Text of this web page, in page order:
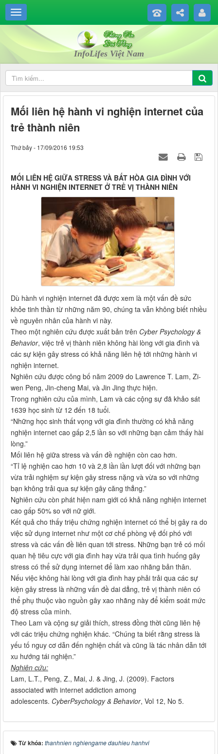
InfoLifes Việt Nam
Mối liên hệ hành vi nghiện internet của
trẻ thành niên
Thứ bảy - 17/09/2016 19:53
MỐI LIÊN HỆ GIỮA STRESS VÀ BẤT HÒA GIA ĐÌNH VỚI
HÀNH VI NGHIỆN INTERNET Ở TRẺ VỊ THÀNH NIÊN
Dù hành vi nghiện internet đã được xem là một vấn đề sức
khỏe tinh thần từ những năm 90, chúng ta vẫn không biết nhiều
về nguyên nhân của hành vi này.
Theo một nghiên cứu được xuất bản trên Cyber Psychology &
Behavior, việc trẻ vị thành niên không hài lòng với gia đình và
các sự kiện gây stress có khả năng liên hệ tới những hành vi
nghiện internet.
Nghiên cứu được công bố năm 2009 do Lawrence T. Lam, Zi-
wen Peng, Jin-cheng Mai, và Jin Jing thực hiện.
Trong nghiên cứu của mình, Lam và các cộng sự đã khảo sát
1639 học sinh từ 12 đến 18 tuổi.
“Những học sinh thất vọng với gia đình thường có khả năng
nghiện internet cao gấp 2,5 lần so với những bạn cảm thấy hài
lòng.”
Mối liên hệ giữa stress và vấn đề nghiện còn cao hơn.
“Tỉ lệ nghiện cao hơn 10 và 2,8 lần lần lượt đối với những bạn
vừa trải nghiệm sự kiện gây stress nặng và vừa so với những
bạn không trải qua sự kiện gây căng thẳng.”
Nghiên cứu còn phát hiện nam giới có khả năng nghiện internet
cao gấp 50% so với nữ giới.
Kết quả cho thấy triệu chứng nghiện internet có thể bị gây ra do
việc sử dụng internet như một cơ chế phòng vệ đối phó với
stress và các vấn đề liên quan tới stress. Những bạn trẻ có mối
quan hệ tiêu cực với gia đình hay vừa trải qua tình huống gây
stress có thể sử dụng internet để làm xao nhãng bản thân.
Nếu việc không hài lòng với gia đình hay phải trải qua các sự
kiện gây stress là những vấn đề dai dẳng, trẻ vị thành niên có
thể phụ thuộc vào nguồn gây xao nhãng này để kiểm soát mức
độ stress của mình.
Theo Lam và cộng sự giải thích, stress đồng thời cũng liên hệ
với các triệu chứng nghiện khác. “Chúng ta biết rằng stress là
yếu tố nguy cơ dẫn đến nghiện chất và cũng là tác nhân dẫn tới
xu hướng tái nghiện.”
Nghiên cứu:
Lam, L.T., Peng, Z., Mai, J. & Jing, J. (2009). Factors
associated with internet addiction among
adolescents. CyberPsychology & Behavior, Vol 12, No 5.
Từ khóa: thanhnien nghiengame dauhieu hanhvi